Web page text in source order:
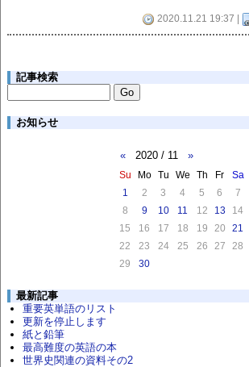
2020.11.21 19:37 |
記事検索
お知らせ
« 2020 / 11 »
Su Mo Tu We Th Fr
Sa
1
2 3 4 5 6
7
8
9 10 11 12 13
14
15
16 17 18 19 20
21
22
23 24 25 26 27
28
29
30
最新記事
重要英単語のリスト
更新を停止します
紙と鉛筆
最高難度の英語の本
世界史関連の資料その2